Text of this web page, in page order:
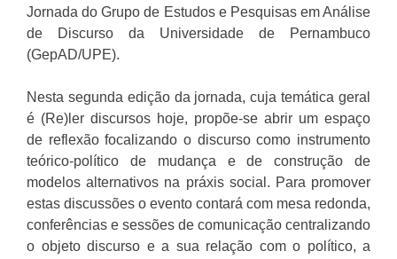
Jornada do Grupo de Estudos e Pesquisas em Análise
de Discurso da Universidade de Pernambuco
(GepAD/UPE).
Nesta segunda edição da jornada, cuja temática geral
é (Re)ler discursos hoje, propõe-se abrir um espaço
de reflexão focalizando o discurso como instrumento
teórico-político de mudança e de construção de
modelos alternativos na práxis social. Para promover
estas discussões o evento contará com mesa redonda,
conferências e sessões de comunicação centralizando
o objeto discurso e a sua relação com o político, a